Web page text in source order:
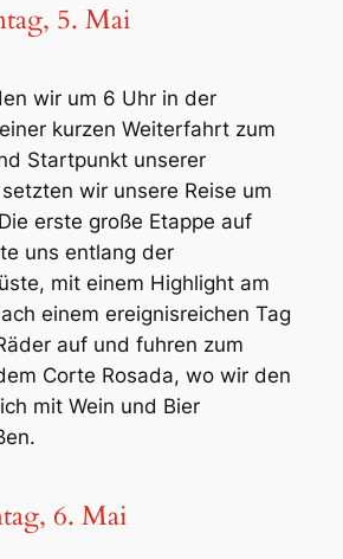
5. Mai
wir um 6 Uhr in der
kurzen Weiterfahrt zum
Startpunkt unserer
wir unsere Reise um
erste große Etappe auf
uns entlang der
mit einem Highlight am
einem ereignisreichen Tag
auf und fuhren zum
Corte Rosada, wo wir den
mit Wein und Bier
6. Mai